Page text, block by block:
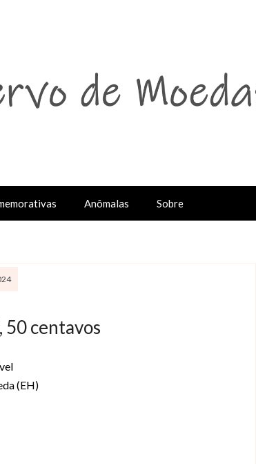
Anômalas Sobre
50 centavos
(EH)